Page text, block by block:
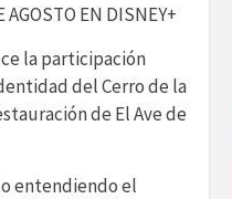
AGOSTO EN DISNEY+
la participación
del Cerro de la
de El Ave de
entendiendo el